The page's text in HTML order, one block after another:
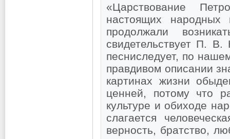
«Царствование
настоящих народных
продолжали
свидетельствует П. В.
песниследует, по
правдивом описании
картинах жизни
ценней, потому что
культуре и обиходе
слагается
верность, братство,